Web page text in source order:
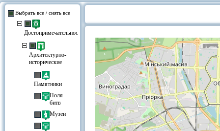
Выбрать все / снять все
Достопримечательности
Архитектурно-
исторические
Памятники
Поля
битв
Музеи